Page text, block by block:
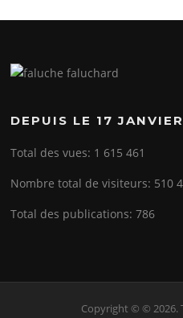
DEPUIS LE 17
Total des vues: 1 615 461
Nombre total de visiteurs: 510
Total des publications:786
Copyright © © 2026.